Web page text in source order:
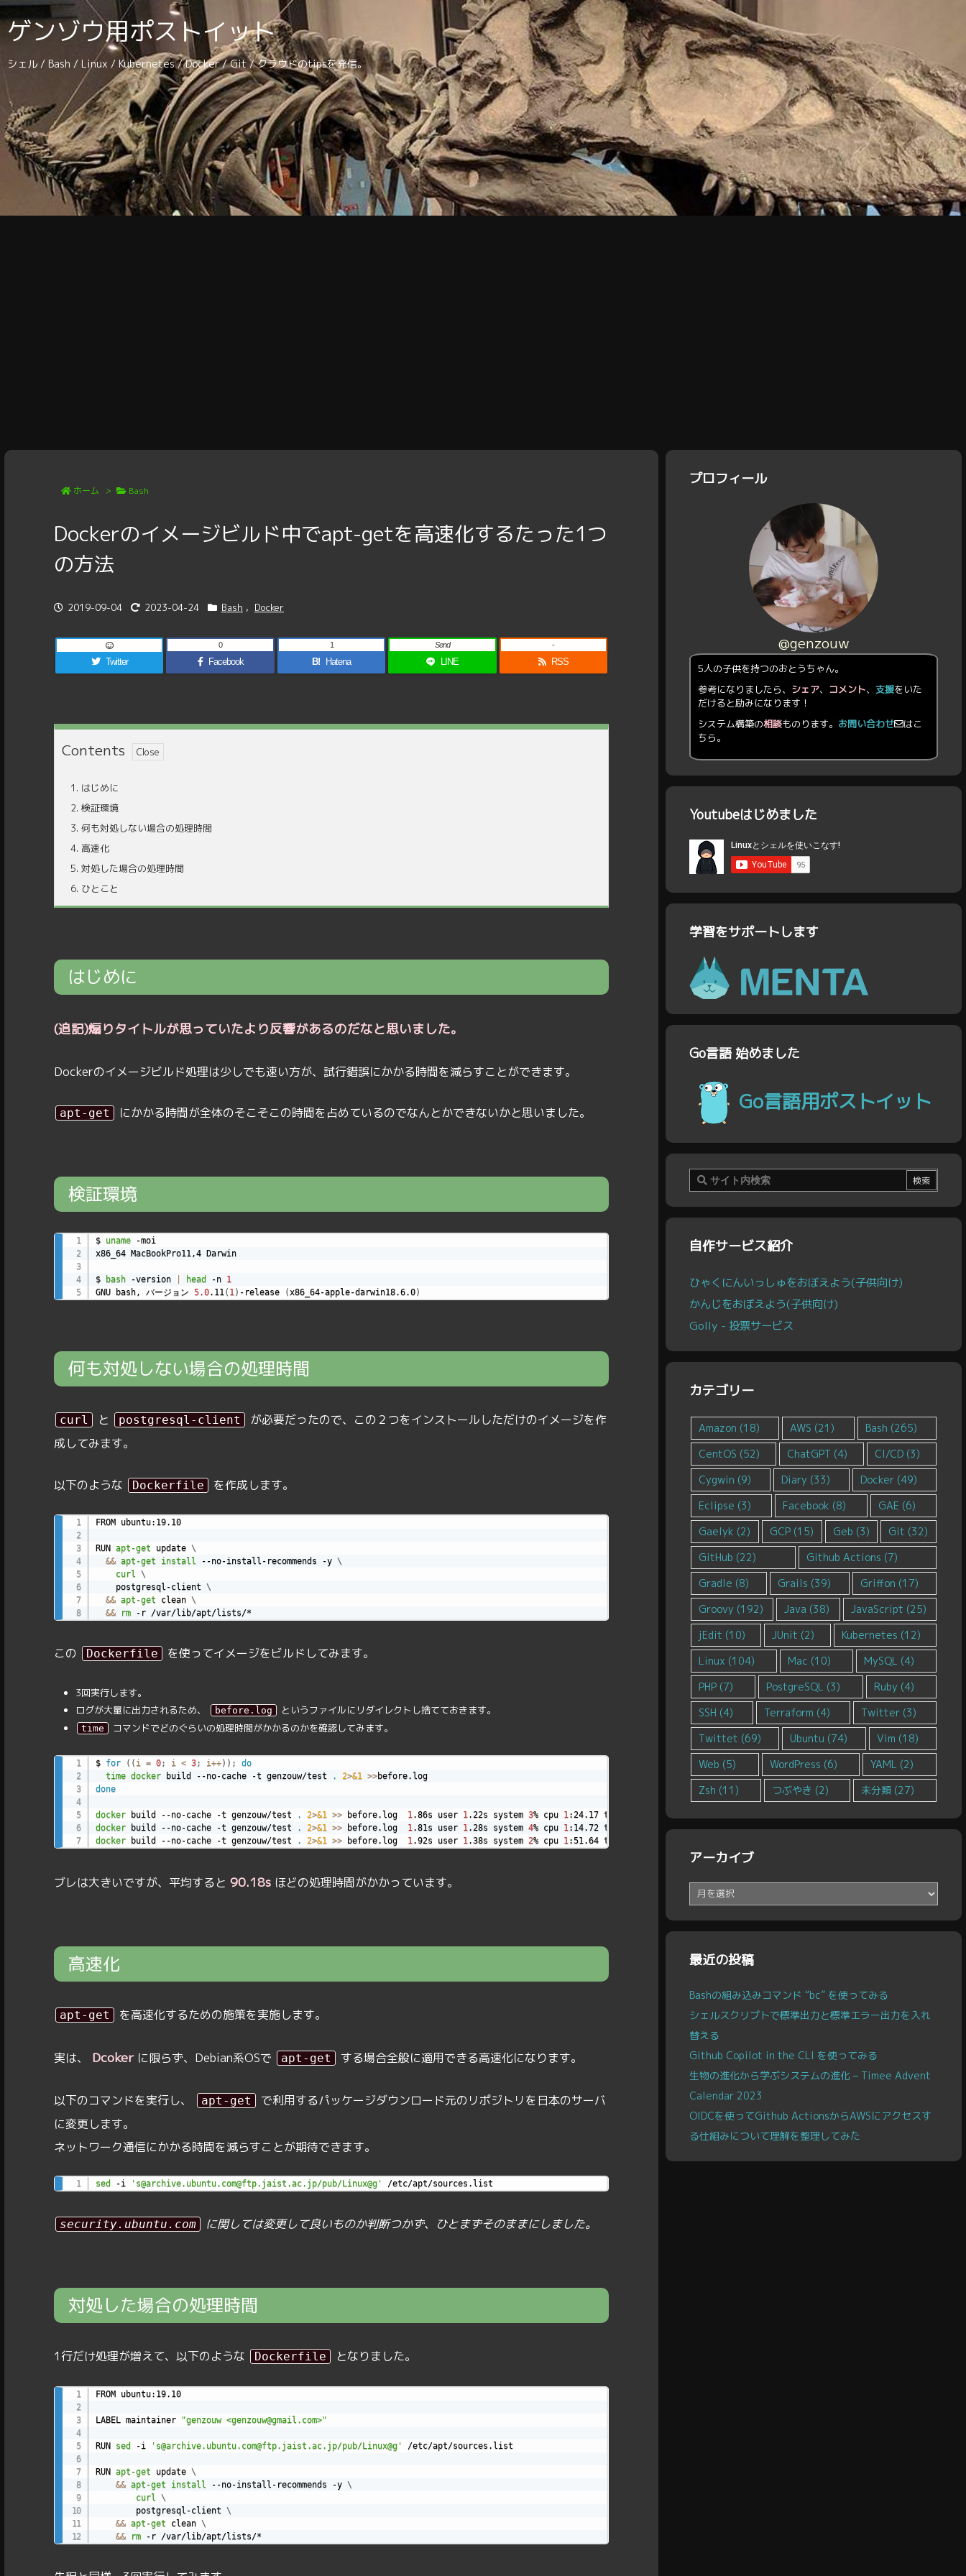
ゲンゾウ用ポストイット
シェル / Bash / Linux / Kubernetes / Docker / Git / クラウドのtipsを発信。
ホーム > Bash
Dockerのイメージビルド中でapt-getを高速化するたった1つ
の方法
2019-09-04 2023-04-24 Bash , Docker
Twitter Facebook
0
B! Hatena
1
LINE
Send
RSS
-
Contents
1. はじめに
2. 検証環境
3. 何も対処しない場合の処理時間
4. 高速化
5. 対処した場合の処理時間
6. ひとこと
はじめに
(追記)煽りタイトルが思っていたより反響があるのだなと思いました。
Dockerのイメージビルド処理は少しでも速い方が、試行錯誤にかかる時間を減らすことができます。
apt-get にかかる時間が全体のそこそこの時間を占めているのでなんとかできないかと思いました。
検証環境
$ uname -moi
x86_64 MacBookPro11,4 Darwin
$ bash -version head -n 1
GNU bash, バージョン 5.0.11( 1) -release (x86_64-apple-darwin18.6.0)
何も対処しない場合の処理時間
curl と postgresql-client
が必要だったので、この２つをインストールしただけのイメージを作
成してみます。
以下のような Dockerfile を作成します。
FROM ubuntu:19.10
RUN apt-get update \
&& apt-get install --no-install-recommends -y \
curl \
    postgresql-client
\
&& apt-get clean \
&&
rm -r /var/lib/apt/lists/*
この Dockerfile を使ってイメージをビルドしてみます。
3回実行します。
ログが大量に出力されるため、
before.log というファイルにリダイレクトし捨てておきます。
time コマンドでどのぐらいの処理時間がかかるのかを確認してみます。
$ for (( i = 0; i < 3; i++)) ;
do
time docker build --no-cache -t genzouw/test . 2>&1 >>
before.log
done
docker build --no-cache -t genzouw/test . 2>&1 >> before.log 1 .86s user 1 .22s system 3% cpu 1
docker build --no-cache -t genzouw/test . 2>&1 >> before.log 1 .81s user 1 .28s system 4% cpu 1
docker build --no-cache -t genzouw/test . 2>&1 >> before.log 1 .92s user 1 .38s system 2% cpu 1 :51.64 total
ブレは大きいですが、平均すると 90.18s ほどの処理時間がかかっています。
高速化
apt-get を高速化するための施策を実施します。
実は、 Dcokerに限らず、Debian系OSで apt-get する場合全般に適用できる高速化になります。
以下のコマンドを実行し、 apt-get
で利用するパッケージダウンロード元のリポジトリを日本のサーバ
に変更します。
ネットワーク通信にかかる時間を減らすことが期待できます。
sed -i 's@archive.ubuntu.com@ftp.jaist.ac.jp/pub/Linux@g' /etc/apt/sources.list
security.ubuntu.com に関しては変更して良いものか判断つかず、ひとまずそのままにしました。
対処した場合の処理時間
1行だけ処理が増えて、以下のような Dockerfile となりました。
FROM ubuntu:19.10
LABEL maintainer "genzouw <genzouw@gmail.com>"
RUN sed -i 's@archive.ubuntu.com@ftp.jaist.ac.jp/pub/Linux@g' /etc/apt/sources.list
RUN apt-get update \
&& apt-get install --no-install-recommends -y \
curl \
        postgresql-client
\
&& apt-get clean \
&&
rm -r /var/lib/apt/lists/*
プロフィール
@genzouw
5人の子供を持つのおとうちゃん。
参考になりましたら、 シェア、 コメント、 支援をいた
だけると励みになります！
システム構築の相談ものります。 お問い合わせ
はこ
ちら。
Youtubeはじめました
学習をサポートします
Go言語 始めました
Go言語用ポストイット
自作サービス紹介
ひゃくにんいっしゅをおぼえよう(子供向け)
かんじをおぼえよう(子供向け)
Golly - 投票サービス
カテゴリー
Amazon (18) AWS (21) Bash (265)
CentOS (52) ChatGPT (4) CI/CD (3)
Cygwin (9) Diary (33) Docker (49)
Eclipse (3) Facebook (8) GAE (6)
Gaelyk (2) GCP(15) Geb (3) Git (32)
GitHub (22) Github Actions (7)
Gradle (8) Grails (39) Griffon (17)
Groovy (192) Java (38) JavaScript (25)
jEdit (10) JUnit (2) Kubernetes (12)
Linux (104) Mac (10) MySQL (4)
PHP (7) PostgreSQL (3) Ruby (4)
SSH (4) Terraform (4) Twitter (3)
Twittet (69) Ubuntu (74) Vim (18)
Web (5) WordPress (6) YAML (2)
Zsh (11) つぶやき (2) 未分類 (27)
アーカイブ
ー
イ
最近の投稿
Bashの組み込みコマンド “bc” を使ってみる
シェルスクリプトで標準出力と標準エラー出力を入れ
替える
Github Copilot in the CLI を使ってみる
生物の進化から学ぶシステムの進化 – Timee Advent
Calendar 2023
OIDCを使ってGithub ActionsからAWSにアクセスす
る仕組みについて理解を整理してみた